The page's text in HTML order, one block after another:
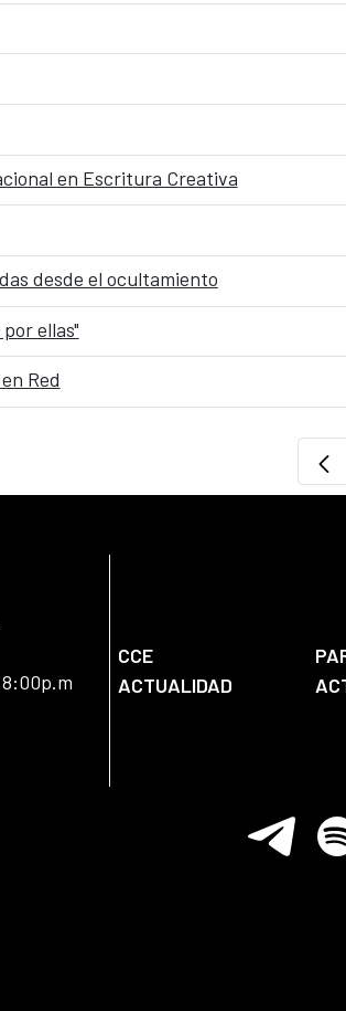
en Escritura Creativa
desde el ocultamiento
ellas"
Red
CCE
ACTUALIDAD
Telegram